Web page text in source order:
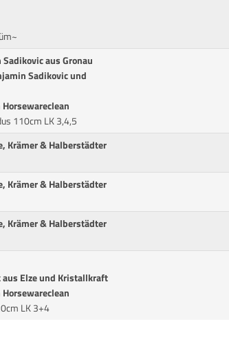
aus Gronau
Sadikovic und
110cm LK 3,4,5
Krämer & Halberstädter
Krämer & Halberstädter
Krämer & Halberstädter
Elze und Kristallkraft
LK 3+4